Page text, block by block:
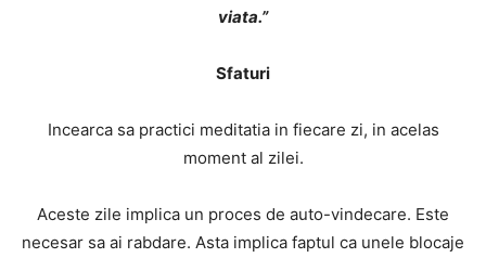
viata.”
Sfaturi
Incearca sa practici meditatia in fiecare zi, in acelas
moment al zilei.
Aceste zile implica un proces de auto-vindecare. Este
necesar sa ai rabdare. Asta implica faptul ca unele blocaje